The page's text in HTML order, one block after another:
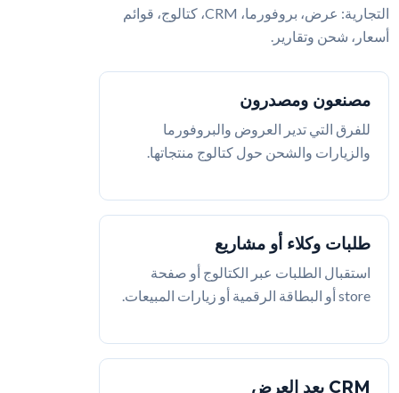
التجارية: عرض، بروفورما، CRM، كتالوج، قوائم
أسعار، شحن وتقارير.
مصنعون ومصدرون
للفرق التي تدير العروض والبروفورما
والزيارات والشحن حول كتالوج منتجاتها.
طلبات وكلاء أو مشاريع
استقبال الطلبات عبر الكتالوج أو صفحة
store أو البطاقة الرقمية أو زيارات المبيعات.
CRM بعد العرض